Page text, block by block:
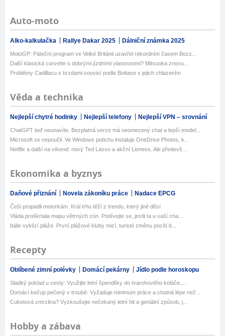
Auto-moto
Alko-kalkulačka Rallye Dakar 2025 Dálniční známka 2025
MotoGP: Páteční program ve Velké Británii uzavřel rekordním časem Bezz...
Další klasická corvette s dobrými jízdními vlastnostmi? Mitsuoka znovu...
Problémy Cadillacu s brzdami souvisí podle Bottase s jejich chlazením
Věda a technika
Nejlepší chytré hodinky Nejlepší telefony Nejlepší VPN – srovnání
ChatGPT teď neunavíte. Bezplatná verze má neomezený chat a lepší model...
Microsoft se nepoučil. Ve Windows potichu instaluje OneDrive Photos, k...
Netflix a další na víkend: nový Ted Lasso a akční Lioness. Ale předevš...
Ekonomika a byznys
Daňové přiznání Novela zákoníku práce Nadace EPCG
Češi propadli motorkám. Král trhu těží z trendu, který jiné děsí
Vláda proškrtala mapu větrných zón. Podívejte se, jestli ta u vaší cha...
Itálie vyklízí pláže. První plážové kluby mizí, turisté změnu pocítí b...
Recepty
Oblíbené zimní polévky Domácí pekárny Jídlo podle horoskopu
Sladký poklad u cesty: Využijte letní špendlíky do tvarohového koláče,...
Domácí kečup pečený v troubě: Vyžaduje minimum práce a chutná lépe než...
Cuketová zmrzlina? Vyzkoušejte nečekaný letní hit a geniální způsob, j...
Hobby a zábava